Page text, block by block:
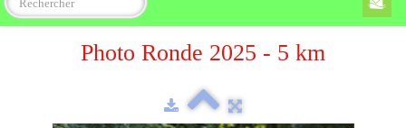
Accueil
ProgrammePhoto Ronde 2025 - 5 km